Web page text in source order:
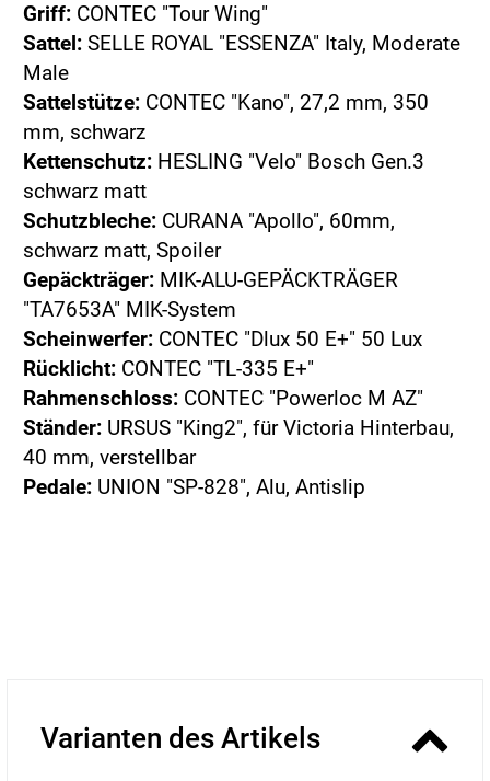
Griff: CONTEC "Tour Wing"
Sattel: SELLE ROYAL "ESSENZA" Italy, Moderate
Male
Sattelstütze: CONTEC "Kano", 27,2 mm, 350
mm, schwarz
Kettenschutz: HESLING "Velo" Bosch Gen.3
schwarz matt
Schutzbleche: CURANA "Apollo", 60mm,
schwarz matt, Spoiler
Gepäckträger: MIK-ALU-GEPÄCKTRÄGER
"TA7653A" MIK-System
Scheinwerfer: CONTEC "Dlux 50 E+" 50 Lux
Rücklicht: CONTEC "TL-335 E+"
Rahmenschloss: CONTEC "Powerloc M AZ"
Ständer: URSUS "King2", für Victoria Hinterbau,
40 mm, verstellbar
Pedale: UNION "SP-828", Alu, Antislip
Varianten des Artikels